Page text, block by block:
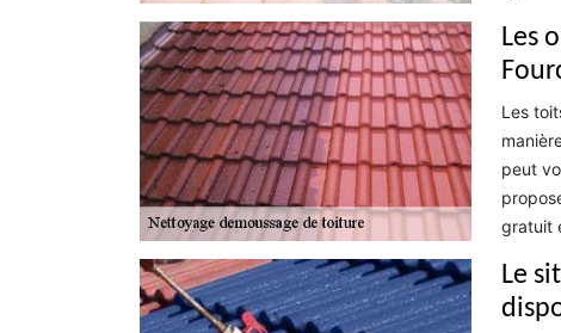
Les
Les
peut
gratuit
Le